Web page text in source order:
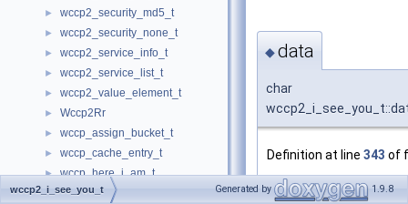
► wccp2_security_md5_t
► wccp2_security_none_t
► wccp2_service_info_t
► wccp2_service_list_t
► wccp2_value_element_t
► Wccp2Rr
► wccp_assign_bucket_t
► wccp_cache_entry_t
► wccp_here_i_am_t
► wccp_i_see_you_t
◆data
char
Definition at line 343 of
Referenced by
wccp2_i_see_you_t Generated by 1.9.8